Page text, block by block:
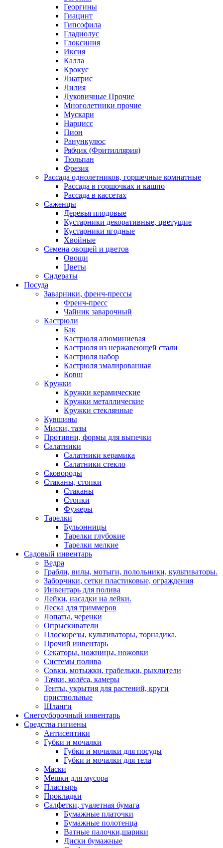
Георгины
Гиацинт
Гипсофила
Гладиолус
Глоксиния
Иксия
Калла
Крокус
Лиатрис
Лилия
Луковичные Прочие
Многолетники прочие
Мускари
Нарцисс
Пион
Ранункулюс
Рябчик (Фритиллярия)
Тюльпан
Фрезия
Рассада однолетников, горшечные комнатные
Рассада в горшочках и кашпо
Рассада в кассетах
Саженцы
Деревья плодовые
Кустарники декоративные, цветущие
Кустарники ягодные
Хвойные
Семена овощей и цветов
Овощи
Цветы
Сидераты
Посуда
Заварники, френч-прессы
Френч-пресс
Чайник заварочный
Кастрюли
Бак
Кастрюля алюминиевая
Кастрюля из нержавеющей стали
Кастрюля набор
Кастрюля эмалированная
Ковш
Кружки
Кружки керамические
Кружки металлические
Кружки стеклянные
Кувшины
Миски, тазы
Противни, формы для выпечки
Салатники
Салатники керамика
Салатники стекло
Сковороды
Стаканы, стопки
Стаканы
Стопки
Фужеры
Тарелки
Бульонницы
Тарелки глубокие
Тарелки мелкие
Садовый инвентарь
Ведра
Грабли, вилы, мотыги, полольники, культиваторы.
Заборчики, сетки пластиковые, ограждения
Инвентарь для полива
Лейки, насадки на лейки.
Леска для триммеров
Лопаты, черенки
Опрыскиватели
Плоскорезы, культиваторы, торнадика.
Прочий инвентарь
Секаторы, ножницы, ножовки
Системы полива
Совки, мотыжки, грабельки, рыхлители
Тачки, колёса, камеры
Тенты, укрытия для растений, круги
приствольные
Шланги
Снегоуборочный инвентарь
Средства гигиены
Антисептики
Губки и мочалки
Губки и мочалки для посуды
Губки и мочалки для тела
Маски
Мешки для мусора
Пластырь
Прокладки
Салфетки, туалетная бумага
Бумажные платочки
Бумажные полотенца
Ватные палочки,шарики
Диски бумажные